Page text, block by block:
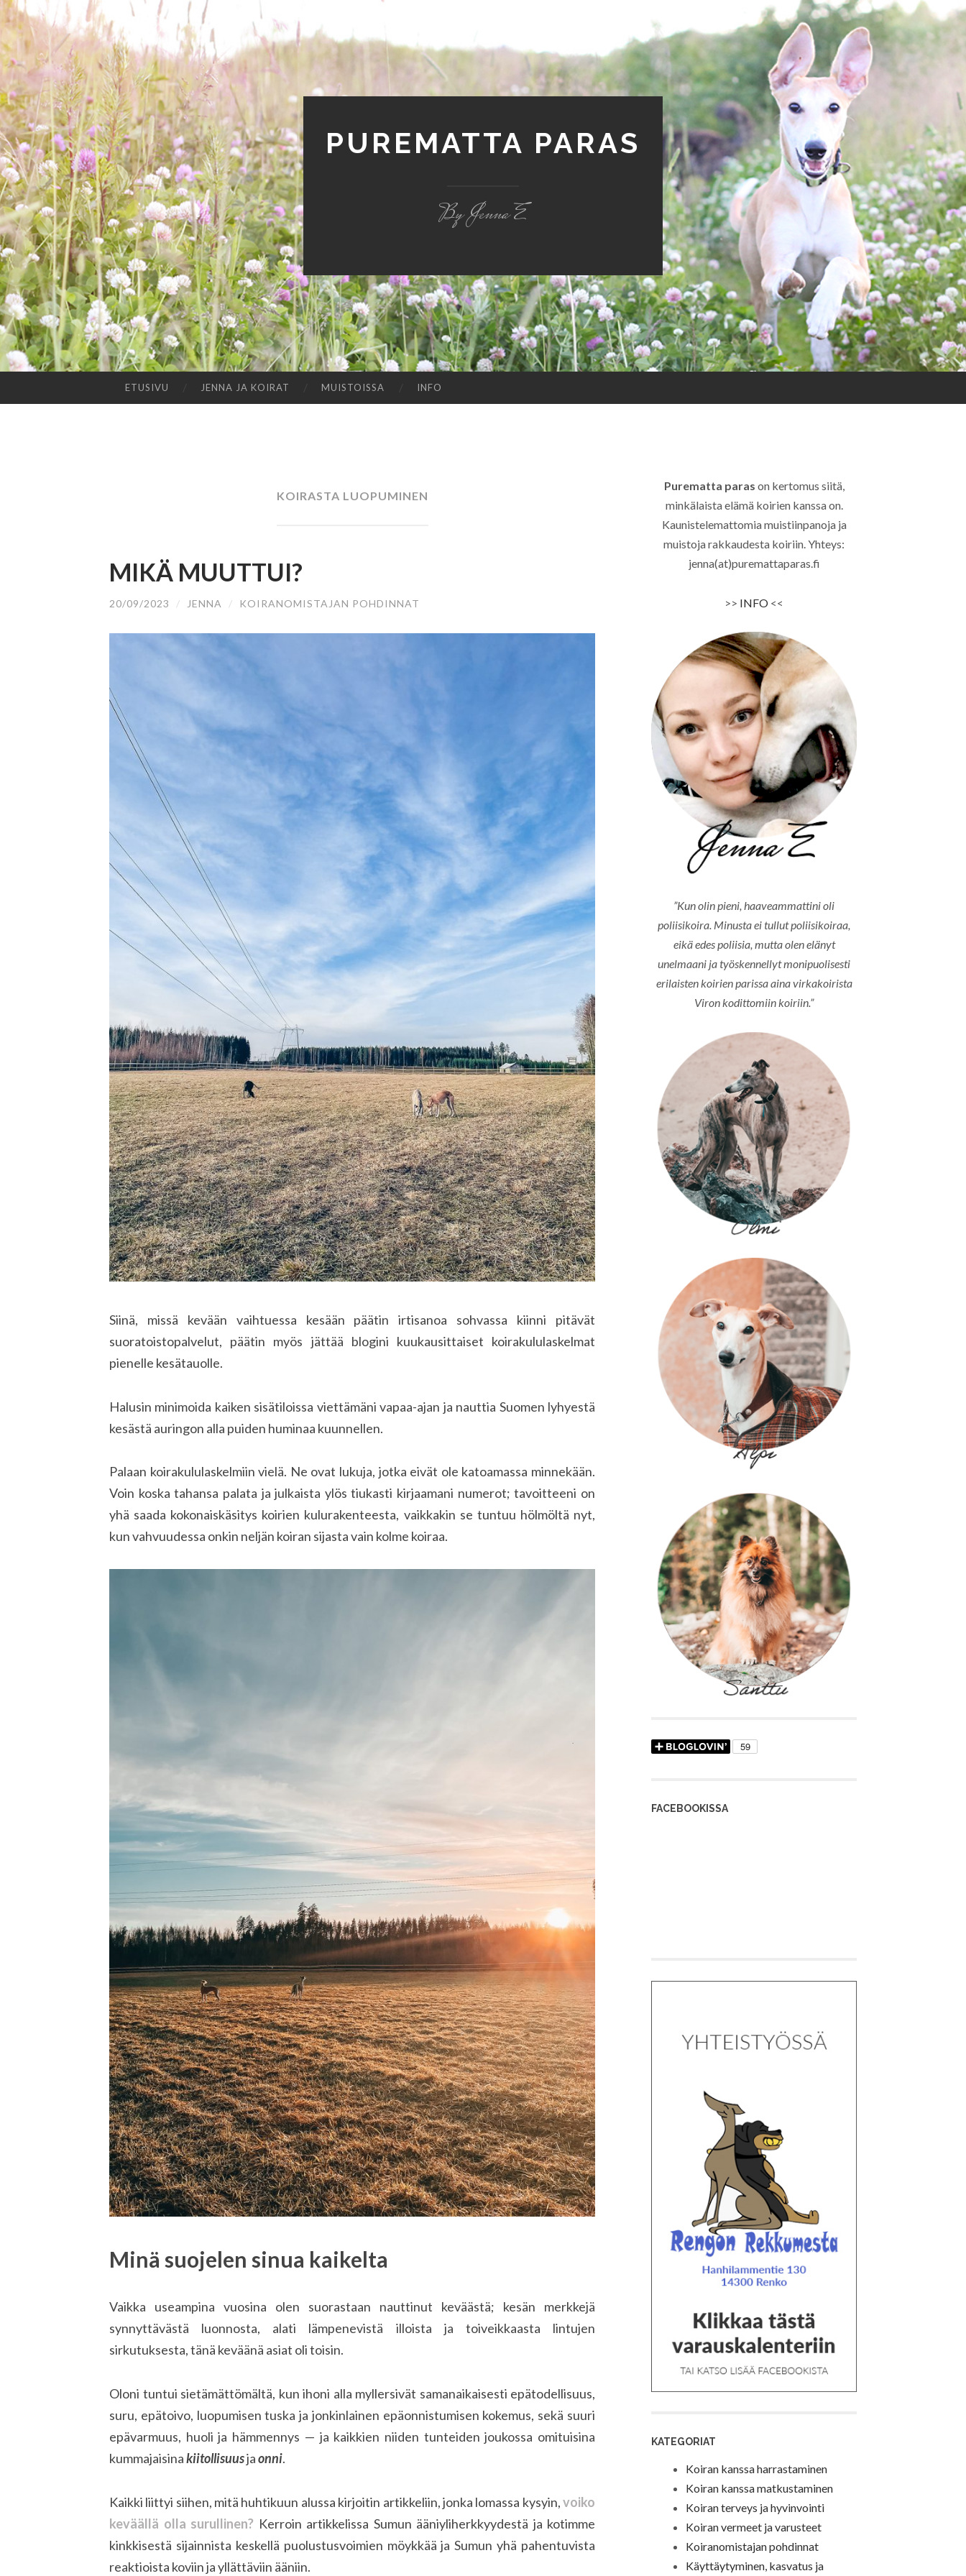
PUREMATTA PARAS
By Jenna E
SISÄLTÖÖN
ETUSIVU JENNA JA KOIRAT MUISTOISSA INFO
KOIRASTA LUOPUMINEN
MIKÄ MUUTTUI?
20/09/2023 / JENNA / KOIRANOMISTAJAN POHDINNAT
Siinä, missä kevään vaihtuessa kesään päätin irtisanoa sohvassa kiinni pitävät
suoratoistopalvelut, päätin myös jättää blogini kuukausittaiset koirakululaskelmat
pienelle kesätauolle.
Halusin minimoida kaiken sisätiloissa viettämäni vapaa-ajan ja nauttia Suomen lyhyestä
kesästä auringon alla puiden huminaa kuunnellen.
Palaan koirakululaskelmiin vielä. Ne ovat lukuja, jotka eivät ole katoamassa minnekään.
Voin koska tahansa palata ja julkaista ylös tiukasti kirjaamani numerot; tavoitteeni on
yhä saada kokonaiskäsitys koirien kulurakenteesta, vaikkakin se tuntuu hölmöltä nyt,
kun vahvuudessa onkin neljän koiran sijasta vain kolme koiraa.
Minä suojelen sinua kaikelta
Vaikka useampina vuosina olen suorastaan nauttinut keväästä; kesän merkkejä
synnyttävästä luonnosta, alati lämpenevistä illoista ja toiveikkaasta lintujen
sirkutuksesta, tänä keväänä asiat oli toisin.
Oloni tuntui sietämättömältä, kun ihoni alla myllersivät samanaikaisesti epätodellisuus,
suru, epätoivo, luopumisen tuska ja jonkinlainen epäonnistumisen kokemus, sekä suuri
epävarmuus, huoli ja hämmennys — ja kaikkien niiden tunteiden joukossa omituisina
kummajaisinakiitollisuusjaonni.
Kaikki liittyi siihen, mitä huhtikuun alussa kirjoitin artikkeliin, jonka lomassa kysyin,voiko
keväällä olla surullinen? Kerroin artikkelissa Sumun ääniyliherkkyydestä ja kotimme
kinkkisestä sijainnista keskellä puolustusvoimien möykkää ja Sumun yhä pahentuvista
reaktioista koviin ja yllättäviin ääniin.
Purematta paras on kertomus siitä,
minkälaista elämä koirien kanssa on.
Kaunistelemattomia muistiinpanoja ja
muistoja rakkaudesta koiriin. Yhteys:
jenna(at)puremattaparas.fi
>> INFO <<
”Kun olin pieni, haaveammattini oli
poliisikoira. Minusta ei tullut poliisikoiraa,
eikä edes poliisia, mutta olen elänyt
unelmaani ja työskennellyt monipuolisesti
erilaisten koirien parissa aina virkakoirista
Viron kodittomiin koiriin.”
FACEBOOKISSA
KATEGORIAT
Koiran kanssa harrastaminen
Koiran kanssa matkustaminen
Koiran terveys ja hyvinvointi
Koiran vermeet ja varusteet
Koiranomistajan pohdinnat
Käyttäytyminen, kasvatus ja